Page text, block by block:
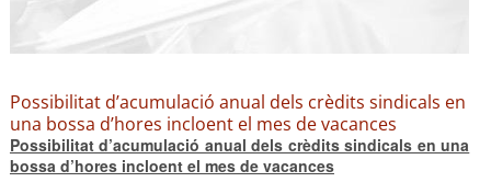
Possibilitat d’acumulació anual dels crèdits sindicals en
una bossa d’hores incloent el mes de vacances
Possibilitat d’acumulació anual dels crèdits sindicals en una
bossa d’hores incloent el mes de vacances